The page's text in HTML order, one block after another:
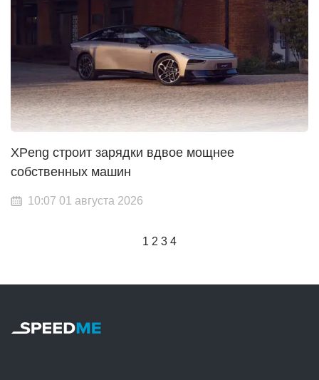
XPeng строит зарядки вдвое мощнее
собственных машин
10:07 01 августа 2026
1 2 3 4